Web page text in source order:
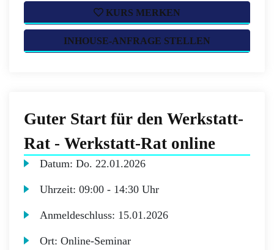
KURS MERKEN
INHOUSE-ANFRAGE STELLEN
Guter Start für den Werkstatt-
Rat - Werkstatt-Rat online
Datum:Do. 22.01.2026
Uhrzeit:09:00 - 14:30 Uhr
Anmeldeschluss: 15.01.2026
Ort:Online-Seminar